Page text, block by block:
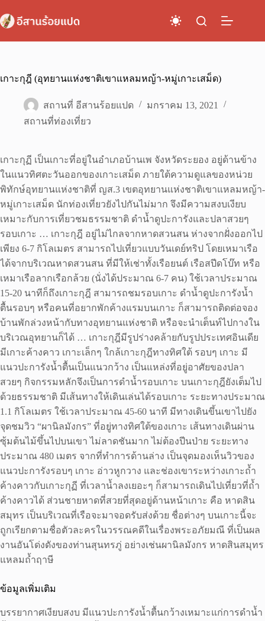
to
content
เกาะกุฎี (อุทยานแห่งชาติเขาแหลมหญ้า-หมู่เกาะเสม็ด)
สถานที่ อีสานร้อยแปด
มกราคม 13, 2021
สถานที่ท่องเที่ยว
เกาะกุฏี เป็นเกาะที่อยู่ในอำเภอบ้านเพ จังหวัดระยอง อยู่ด้านข้าง
ในแนวทิศตะวันออกของเกาะเสม็ด ภายใต้ความดูแลของหน่วย
พิทักษ์อุทยานแห่งชาติที่ ญส.3 เขตอุทยานแห่งชาติเขาแหลมหญ้า-
หมู่เกาะเสม็ด นักท่องเที่ยวยังไปกันไม่มาก จึงมีความสงบเงียบ
เหมาะกับการเที่ยวชมธรรมชาติ ดำน้ำดูปะการังและปลาสวยๆ
รอบเกาะ … เกาะกุฎี อยู่ไม่ไกลจากหาดสวนสน ห่างจากฝั่งออกไป
เพียง 6-7 กิโลเมตร สามารถไปเที่ยวแบบวันเดย์ทริป โดยเหมาเรือ
ได้จากบริเวณหาดสวนสน ที่มีให้เช่าทั้งเรือยนต์ เรือสปีดโบ๊ท หรือ
เหมาเรือลากเรือกล้วย (นั่งได้ประมาณ 6-7 คน) ใช้เวลาประมาณ
15-20 นาทีก็ถึงเกาะกุฎี สามารถชมรอบเกาะ ดำน้ำดูปะการังน้ำ
ตื้นรอบๆ หรือคนที่อยากพักค้างแรมบนเกาะ ก็สามารถติดต่อจอง
บ้านพักล่วงหน้ากับทางอุทยานแห่งชาติ หรือจะนำเต็นท์ไปกางใน
บริเวณอุทยานก็ได้ … เกาะกุฎีมีรูปร่างคล้ายกับรูปประเทศอินเดีย
มีเกาะค้างคาว เกาะเล็กๆ ใกล้เกาะกุฎีทางทิศใต้ รอบๆ เกาะ มี
แนวปะการังน้ำตื้นเป็นแนวกว้าง เป็นแหล่งที่อยู่อาศัยของปลา
สวยๆ กิจกรรมหลักจึงเป็นการดำน้ำรอบเกาะ บนเกาะกุฎียังเต็มไป
ด้วยธรรมชาติ มีเส้นทางให้เดินเล่นได้รอบเกาะ ระยะทางประมาณ
1.1 กิโลเมตร ใช้เวลาประมาณ 45-60 นาที มีทางเดินขึ้นเขาไปยัง
จุดชมวิว “ผานิลมังกร” ที่อยู่ทางทิศใต้ของเกาะ เส้นทางเดินผ่าน
ซุ้มต้นไม้ขึ้นไปบนเขา ไม่ลาดชันมาก ไม่ต้องปีนป่าย ระยะทาง
ประมาณ 480 เมตร จากที่ทำการด้านล่าง เป็นจุดมองเห็นวิวของ
แนวปะการังรอบๆ เกาะ อ่าวหูกวาง และช่องเขาระหว่างเกาะถ้ำ
ค้างคาวกับเกาะกุฏี ที่เวลาน้ำลงเยอะๆ ก็สามารถเดินไปเที่ยวที่ถ้ำ
ค้างคาวได้ ส่วนชายหาดที่สวยที่สุดอยู่ด้านหน้าเกาะ คือ หาดสิน
สมุทร เป็นบริเวณที่เรือจะมาจอดรับส่งด้วย ชื่อต่างๆ บนเกาะนี้จะ
ถูกเรียกตามชื่อตัวละครในวรรณคดีในเรื่องพระอภัยมณี ที่เป็นผล
งานอันโด่งดังของท่านสุนทรภู่ อย่างเช่นผานิลมังกร หาดสินสมุทร
แหลมถ้ำฤาษี
ข้อมูลเพิ่มเติม
บรรยากาศเงียบสงบ มีแนวปะการังน้ำตื้นกว้างเหมาะแก่การดำน้ำ